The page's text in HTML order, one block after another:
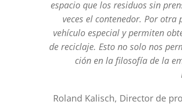
espacio que los residuos sin
veces el contenedor. Por otra
vehículo especial y permiten
de reciclaje. Esto no solo nos
ción en la filosofía de la
Roland Kalisch, Director de